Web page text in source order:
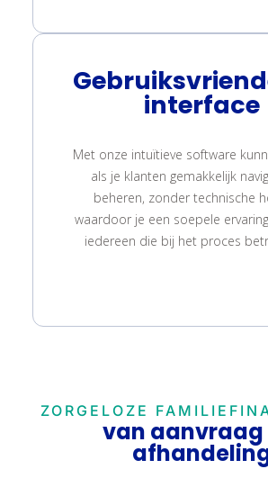
interface
Met onze intuïtieve software
als je klanten gemakkelijk
beheren, zonder technische
waardoor je een soepele
iedereen die bij het proces
ZORGELOZE
van